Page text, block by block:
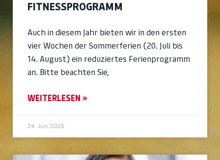
FITNESSPROGRAMM
Auch in diesem Jahr bieten wir in den ersten
vier Wochen der Sommerferien (20. Juli bis
14. August) ein reduziertes Ferienprogramm
an. Bitte beachten Sie,
WEITERLESEN »
24. Juni 2026